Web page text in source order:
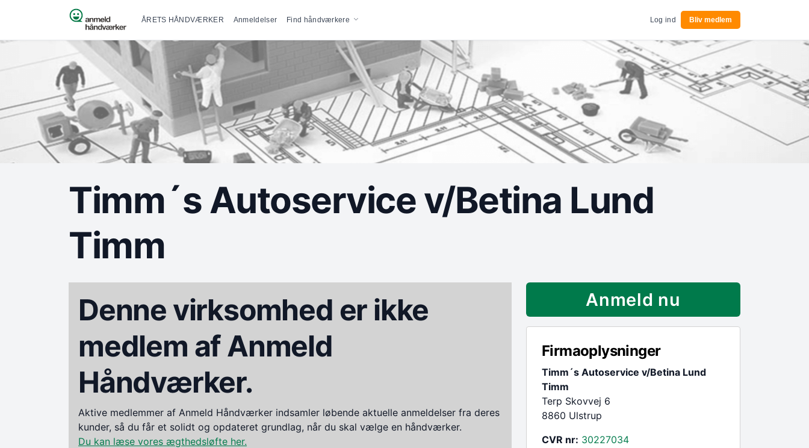
Spring til indhold Primær navigation
ÅRETS HÅNDVÆRKER Anmeldelser Find håndværkere Log ind Bliv medlem
Timm´s Autoservice v/Betina Lund
Timm
Denne virksomhed er ikke
medlem af Anmeld
Håndværker.
Aktive medlemmer af Anmeld Håndværker indsamler løbende aktuelle anmeldelser fra deres
kunder, så du får et solidt og opdateret grundlag, når du skal vælge en håndværker.
Du kan læse vores ægthedsløfte her.
Anmeld nu
Firmaoplysninger
Timm´s Autoservice v/Betina Lund
Timm
Terp Skovvej 6
8860 Ulstrup
CVR nr: 30227034